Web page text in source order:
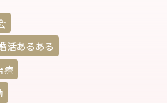
活あるある
療